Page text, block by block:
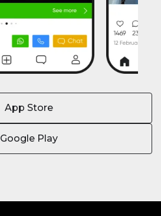
App Store
Google Play